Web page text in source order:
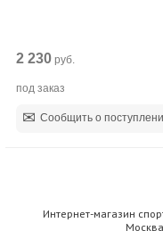
2 230руб.
под заказ
Сообщить о
Интернет-магазин